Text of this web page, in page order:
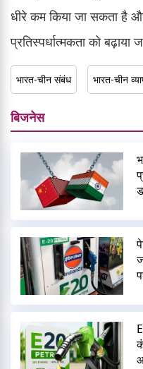
धीरे कम किया जा सकता है
प्रतिस्पर्धात्मकता को बढ़ाया
भारत-चीन संबंध भारत-चीन
बिजनेस